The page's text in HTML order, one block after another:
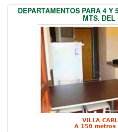
DEPARTAMENTOS PARA 4 Y
MTS. DEL
VILLA
A 150 metros